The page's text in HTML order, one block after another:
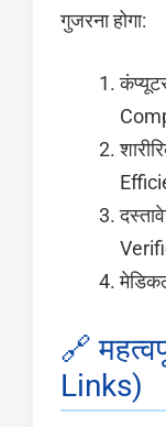
गुजरना होगा:
🔗
Links)